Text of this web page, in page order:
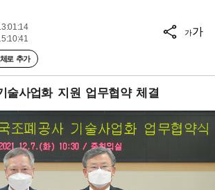
로 추가
가가
술사업화 지원 업무협약 체결